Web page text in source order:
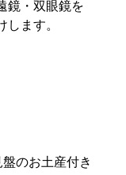
鏡・双眼鏡を
ます。
のお土産付き